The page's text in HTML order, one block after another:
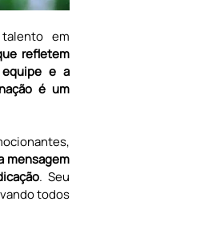
em
refletem
equipe e a
é um
mensagem
. Seu
todos